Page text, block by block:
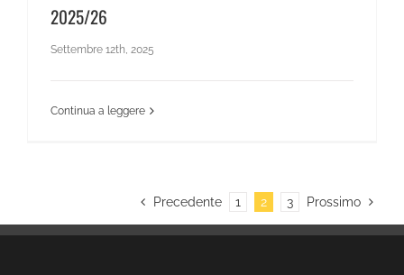
2025/26
Settembre 12th, 2025
Continua a leggere
Precedente 1 2 3 Prossimo